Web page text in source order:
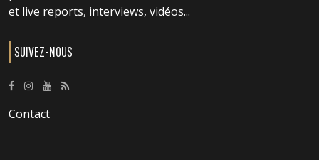
et live reports, interviews, vidéos...
SUIVEZ-NOUS
Contact